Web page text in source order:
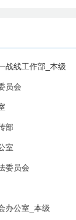
战线工作部_本级
员会
部
室
委员会
办公室_本级